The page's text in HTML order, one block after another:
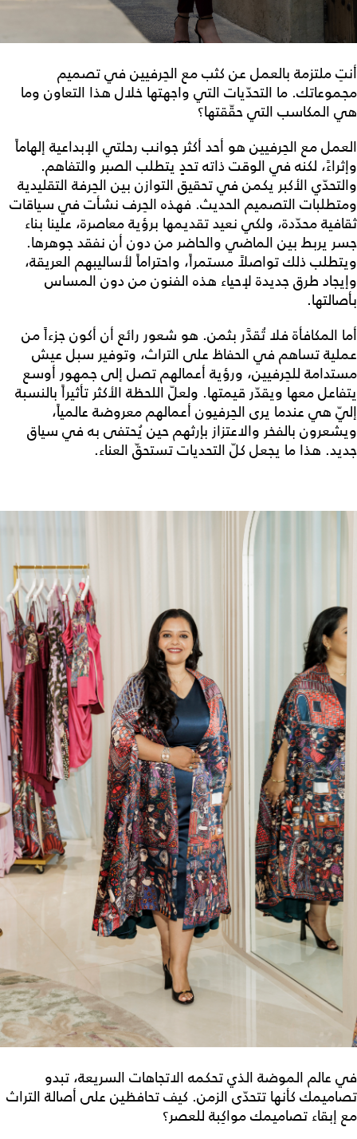
أنتِ ملتزمة بالعمل عن كثب مع الحِرفيين في تصميم
مجموعاتك. ما التحدّيات التي واجهتها خلال هذا التعاون وما
هي المكاسب التي حقّقتها؟
العمل مع الحِرفيين هو أحد أكثر جوانب رحلتي الإبداعية إلهاماً
وإثراءً، لكنه في الوقت ذاته تحدٍ يتطلب الصبر والتفاهم.
والتحدّي الأكبر يكمن في تحقيق التوازن بين الحِرفة التقليدية
ومتطلبات التصميم الحديث. فهذه الحِرف نشأت في سياقات
ثقافية محدّدة، ولكي نعيد تقديمها برؤية معاصرة، علينا بناء
جسر يربط بين الماضي والحاضر من دون أن نفقد جوهرها.
ويتطلب ذلك تواصلاً مستمراً، واحتراماً لأساليبهم العريقة،
وإيجاد طرق جديدة لإحياء هذه الفنون من دون المساس
بأصالتها.
أما المكافأة فلا تُقدَّر بثمن. هو شعور رائع أن أكون جزءاً من
عملية تساهم في الحفاظ على التراث، وتوفير سبل عيش
مستدامة للحِرفيين، ورؤية أعمالهم تصل إلى جمهور أوسع
يتفاعل معها ويقدّر قيمتها. ولعلّ اللحظة الأكثر تأثيراً بالنسبة
إليّ هي عندما يرى الحِرفيون أعمالهم معروضة عالمياً،
ويشعرون بالفخر والاعتزاز بإرثهم حين يُحتفى به في سياق
جديد. هذا ما يجعل كلّ التحديات تستحقّ العناء.
في عالم الموضة الذي تحكمه الاتجاهات السريعة، تبدو
تصاميمك كأنها تتحدّى الزمن. كيف تحافظين على أصالة التراث
مع إبقاء تصاميمك مواكِبة للعصر؟